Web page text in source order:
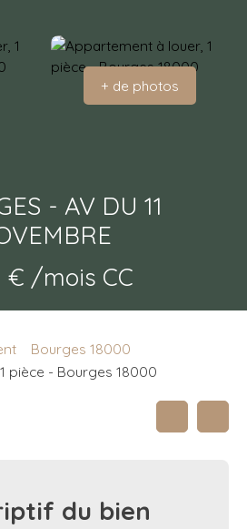
+ de photos
- AV DU 11
€ /mois CC
Bourges 18000
pièce - Bourges 18000
du bien